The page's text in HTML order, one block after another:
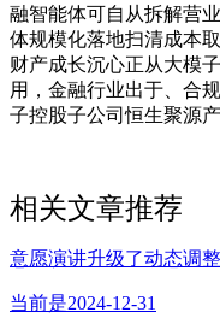
融智能体可自从拆解营
体规模化落地扫清成本
财产成长沉心正从大模
用，金融行业出于、合
子控股子公司恒生聚源
相关文章推荐
意愿演讲升级了动态调
当前是2024-12-31